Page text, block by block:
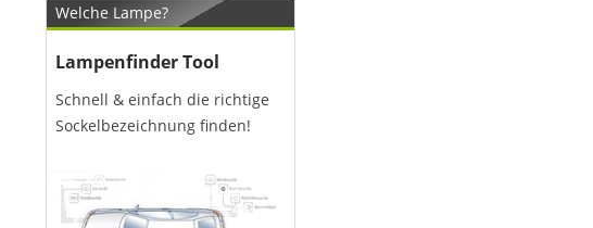
Welche Lampe?
Lampenfinder Tool
Schnell & einfach die richtige
Sockelbezeichnung finden!